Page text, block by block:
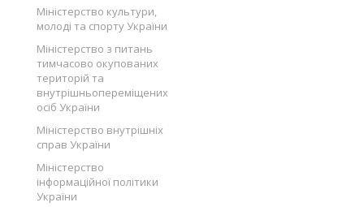
Міністерство культури,
молоді та спорту України
Міністерство з питань
тимчасово окупованих
територій та
внутрішньопереміщених
осіб України
Міністерство внутрішніх
справ України
Міністерство
інформаційної політики
України